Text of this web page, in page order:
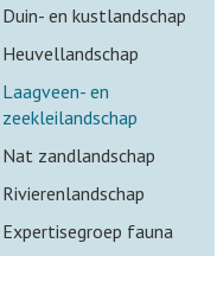
Duin- en kustlandschap
Heuvellandschap
Laagveen- en
zeekleilandschap
Nat zandlandschap
Rivierenlandschap
Expertisegroep fauna